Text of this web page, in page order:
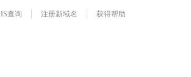
查询 注册新域名 获得帮助